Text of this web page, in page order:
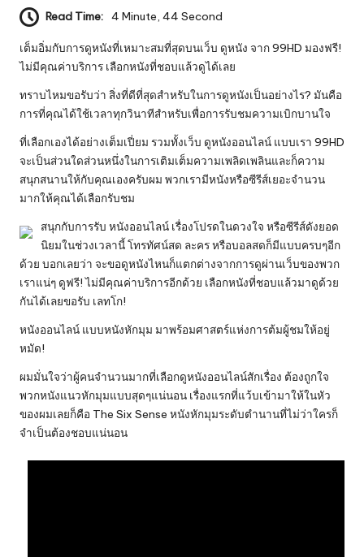
Read Time: 4 Minute, 44 Second
เต็มอิ่มกับการดูหนังที่เหมาะสมที่สุดบนเว็บ ดูหนัง จาก 99HD มองฟรี!
ไม่มีคุณค่าบริการ เลือกหนังที่ชอบแล้วดูได้เลย
ทราบไหมขอรับว่า สิ่งที่ดีที่สุดสำหรับในการดูหนังเป็นอย่างไร? มันคือ
การที่คุณได้ใช้เวลาทุกวินาทีสำหรับเพื่อการรับชมความเบิกบานใจ
ที่เลือกเองได้อย่างเต็มเปี่ยม รวมทั้งเว็บ ดูหนังออนไลน์ แบบเรา 99HD
จะเป็นส่วนใดส่วนหนึ่งในการเติมเต็มความเพลิดเพลินและก็ความ
สนุกสนานให้กับคุณเองครับผม พวกเรามีหนังหรือซีรีส์เยอะจำนวน
มากให้คุณได้เลือกรับชม
สนุกกับการรับ หนังออนไลน์ เรื่องโปรดในดวงใจ หรือซีรีส์ดังยอด
นิยมในช่วงเวลานี้ โทรทัศน์สด ละคร หรือบอลสดก็มีแบบครบๆอีก
ด้วย บอกเลยว่า จะขอดูหนังไหนก็แตกต่างจากการดูผ่านเว็บของพวก
เราแน่ๆ ดูฟรี! ไม่มีคุณค่าบริการอีกด้วย เลือกหนังที่ชอบแล้วมาดูด้วย
กันได้เลยขอรับ เลทโก!
หนังออนไลน์ แบบหนังหักมุม มาพร้อมศาสตร์แห่งการต้มผู้ชมให้อยู่
หมัด!
ผมมั่นใจว่าผู้คนจำนวนมากที่เลือกดูหนังออนไลน์สักเรื่อง ต้องถูกใจ
พวกหนังแนวหักมุมแบบสุดๆแน่นอน เรื่องแรกที่แว้บเข้ามาให้ในหัว
ของผมเลยก็คือ The Six Sense หนังหักมุมระดับตำนานที่ไม่ว่าใครก็
จำเป็นต้องชอบแน่นอน